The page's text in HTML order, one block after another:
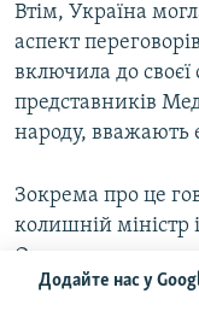
Додайте нас у
Втім, Україна
аспект
включила до своєї
представників
народу, вважають
Зокрема про це
колишній міністр
Омелян.